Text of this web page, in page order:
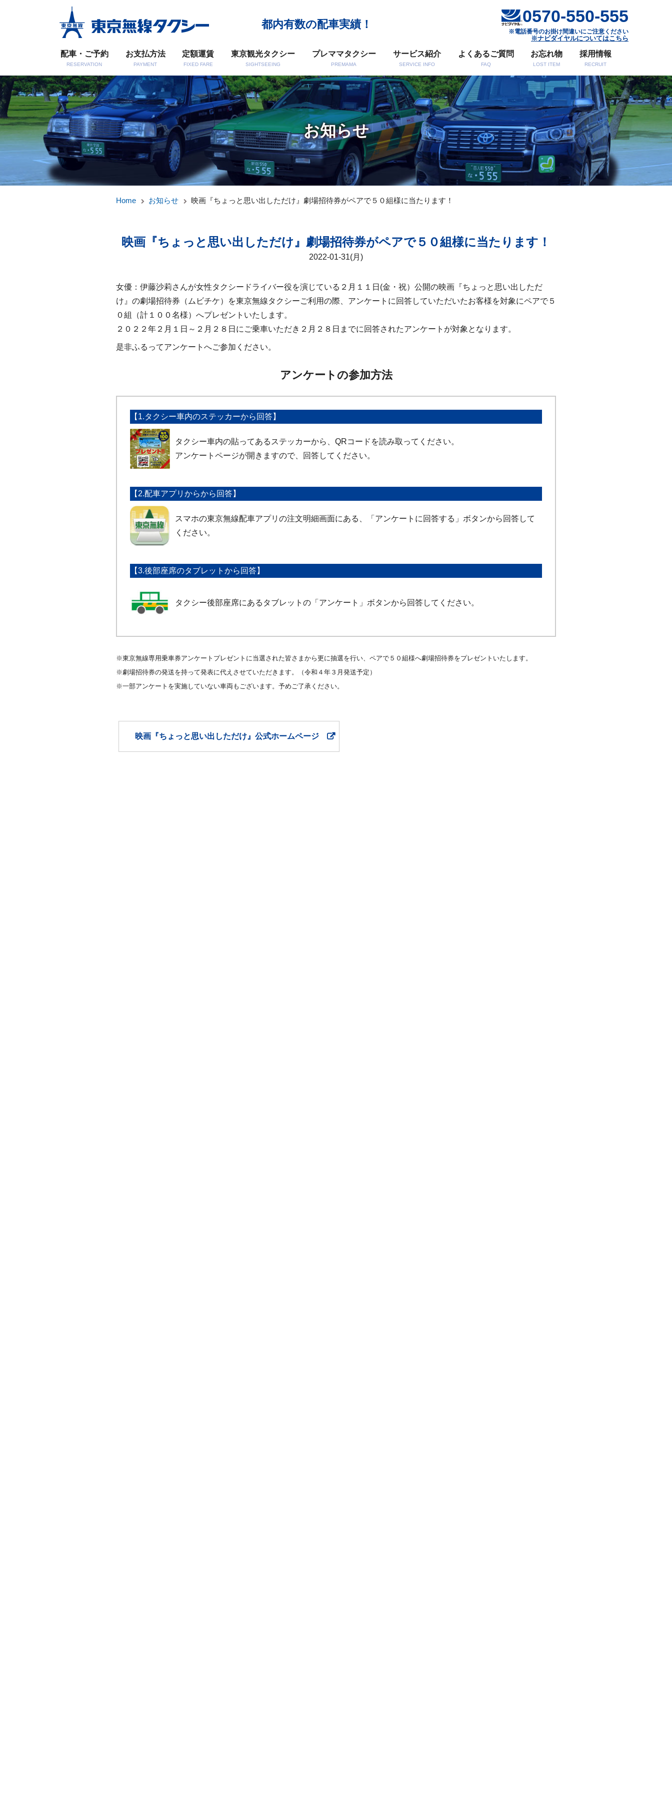
都内有数の配車実績！ 0570-550-555
※電話番号のお掛け間違いにご注意ください
※ナビダイヤルについてはこちら
配車・ご予約
RESERVATION
お支払方法
PAYMENT
定額運賃
FIXED FARE
東京観光タクシー
SIGHTSEEING
プレママタクシー
PREMAMA
サービス紹介
SERVICE INFO
よくあるご質問
FAQ
お忘れ物
LOST ITEM
採用情報
RECRUIT
お知らせ
Home お知らせ 映画『ちょっと思い出しただけ』劇場招待券がペアで５０組様に当たります！
映画『ちょっと思い出しただけ』劇場招待券がペアで５０組様に当たります！
2022-01-31(月)
女優：伊藤沙莉さんが女性タクシードライバー役を演じている２月１１日(金・祝）公開の映画『ちょっと思い出しただ
け』の劇場招待券（ムビチケ）を東京無線タクシーご利用の際、アンケートに回答していただいたお客様を対象にペアで５
０組（計１００名様）へプレゼントいたします。
２０２２年２月１日～２月２８日にご乗車いただき２月２８日までに回答されたアンケートが対象となります。
是非ふるってアンケートへご参加ください。
アンケートの参加方法
【1.タクシー車内のステッカーから回答】
タクシー車内の貼ってあるステッカーから、QRコードを読み取ってください。
アンケートページが開きますので、回答してください。
【2.配車アプリからから回答】
スマホの東京無線配車アプリの注文明細画面にある、「アンケートに回答する」ボタンから回答して
ください。
【3.後部座席のタブレットから回答】
タクシー後部座席にあるタブレットの「アンケート」ボタンから回答してください。
※東京無線専用乗車券アンケートプレゼントに当選された皆さまから更に抽選を行い、ペアで５０組様へ劇場招待券をプレゼントいたします。
※劇場招待券の発送を持って発表に代えさせていただきます。（令和４年３月発送予定）
※一部アンケートを実施していない車両もございます。予めご了承ください。
映画『ちょっと思い出しただけ』公式ホームページ